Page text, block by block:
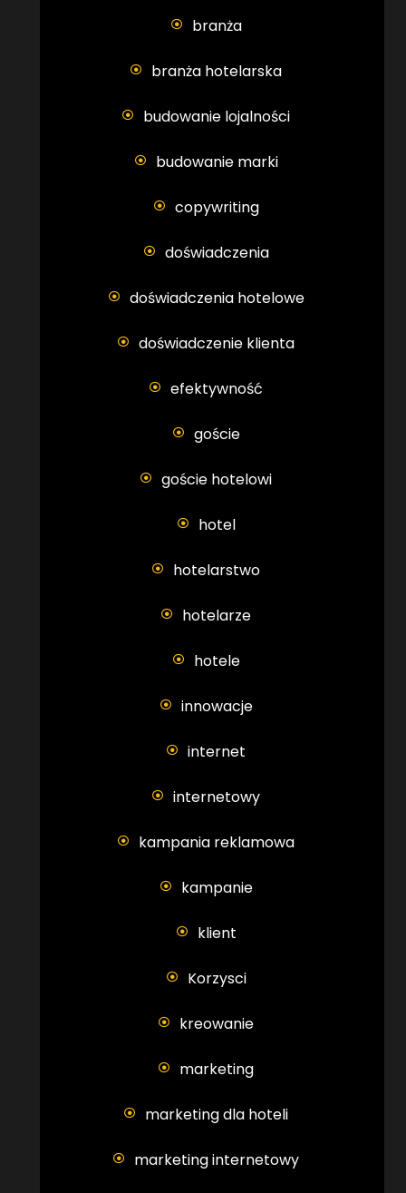
branża
branża hotelarska
budowanie lojalności
budowanie marki
copywriting
doświadczenia
doświadczenia hotelowe
doświadczenie klienta
efektywność
goście
goście hotelowi
hotel
hotelarstwo
hotelarze
hotele
innowacje
internet
internetowy
kampania reklamowa
kampanie
klient
Korzysci
kreowanie
marketing
marketing dla hoteli
marketing internetowy